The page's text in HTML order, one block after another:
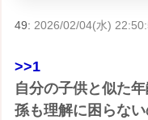
49: 2026/02/04(水)
>>1
自分の子供と似た
孫も理解に困らな